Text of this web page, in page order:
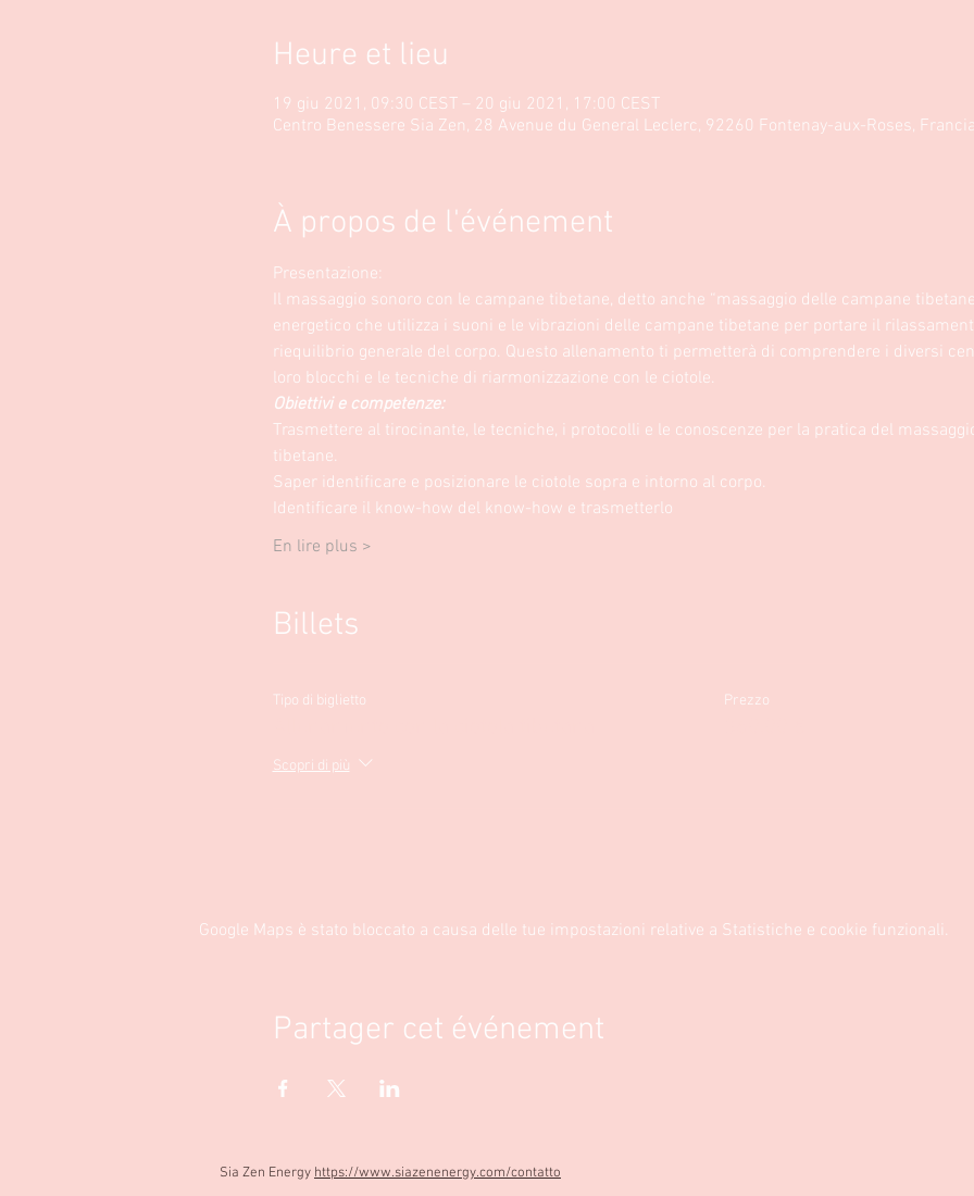
Heure et lieu
19 giu 2021, 09:30 CEST – 20 giu 2021, 17:00 CEST
Centro Benessere Sia Zen, 28 Avenue du General Leclerc, 92260 Fontenay-aux-Roses,
À propos de l'événement
Presentazione:
Il massaggio sonoro con le campane tibetane, detto anche “massaggio delle campane
energetico che utilizza i suoni e le vibrazioni delle campane tibetane per portare il
riequilibrio generale del corpo. Questo allenamento ti permetterà di comprendere i diversi
loro blocchi e le tecniche di riarmonizzazione con le ciotole.
Obiettivi e competenze:
Trasmettere al tirocinante, le tecniche, i protocolli e le conoscenze per la pratica del
tibetane.
Saper identificare e posizionare le ciotole sopra e intorno al corpo.
Identificare il know-how del know-how e trasmetterlo
En lire plus >
Billets
Tipo di biglietto
Scopri di più
Prezzo
Google Maps è stato bloccato a causa delle tue impostazioni relative a Statistiche e cookie funzionali.
Partager cet événement
Sia Zen Energy https://www.siazenenergy.com/contatto